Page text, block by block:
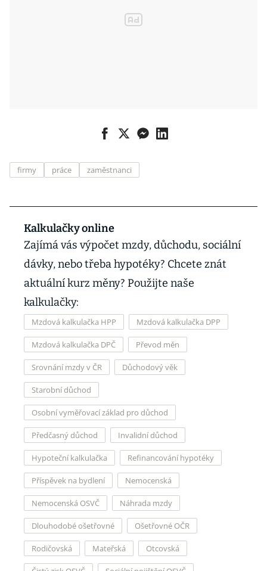
firmy práce zaměstnanci
Kalkulačky online
Zajímá vás výpočet mzdy, důchodu, sociální
dávky, nebo třeba hypotéky? Chcete znát
aktuální kurz měny? Použijte naše
kalkulačky:
Mzdová kalkulačka HPP Mzdová kalkulačka DPP
Mzdová kalkulačka DPČ Převod měn
Srovnání mzdy v ČR Důchodový věk
Starobní důchod
Osobní vyměřovací základ pro důchod
Předčasný důchod Invalidní důchod
Hypoteční kalkulačka Refinancování hypotéky
Příspěvek na bydlení Nemocenská
Nemocenská OSVČ Náhrada mzdy
Dlouhodobé ošetřovné Ošetřovné OČR
Rodičovská Mateřská Otcovská